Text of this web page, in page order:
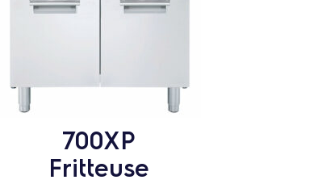
700XP
Fritteuse